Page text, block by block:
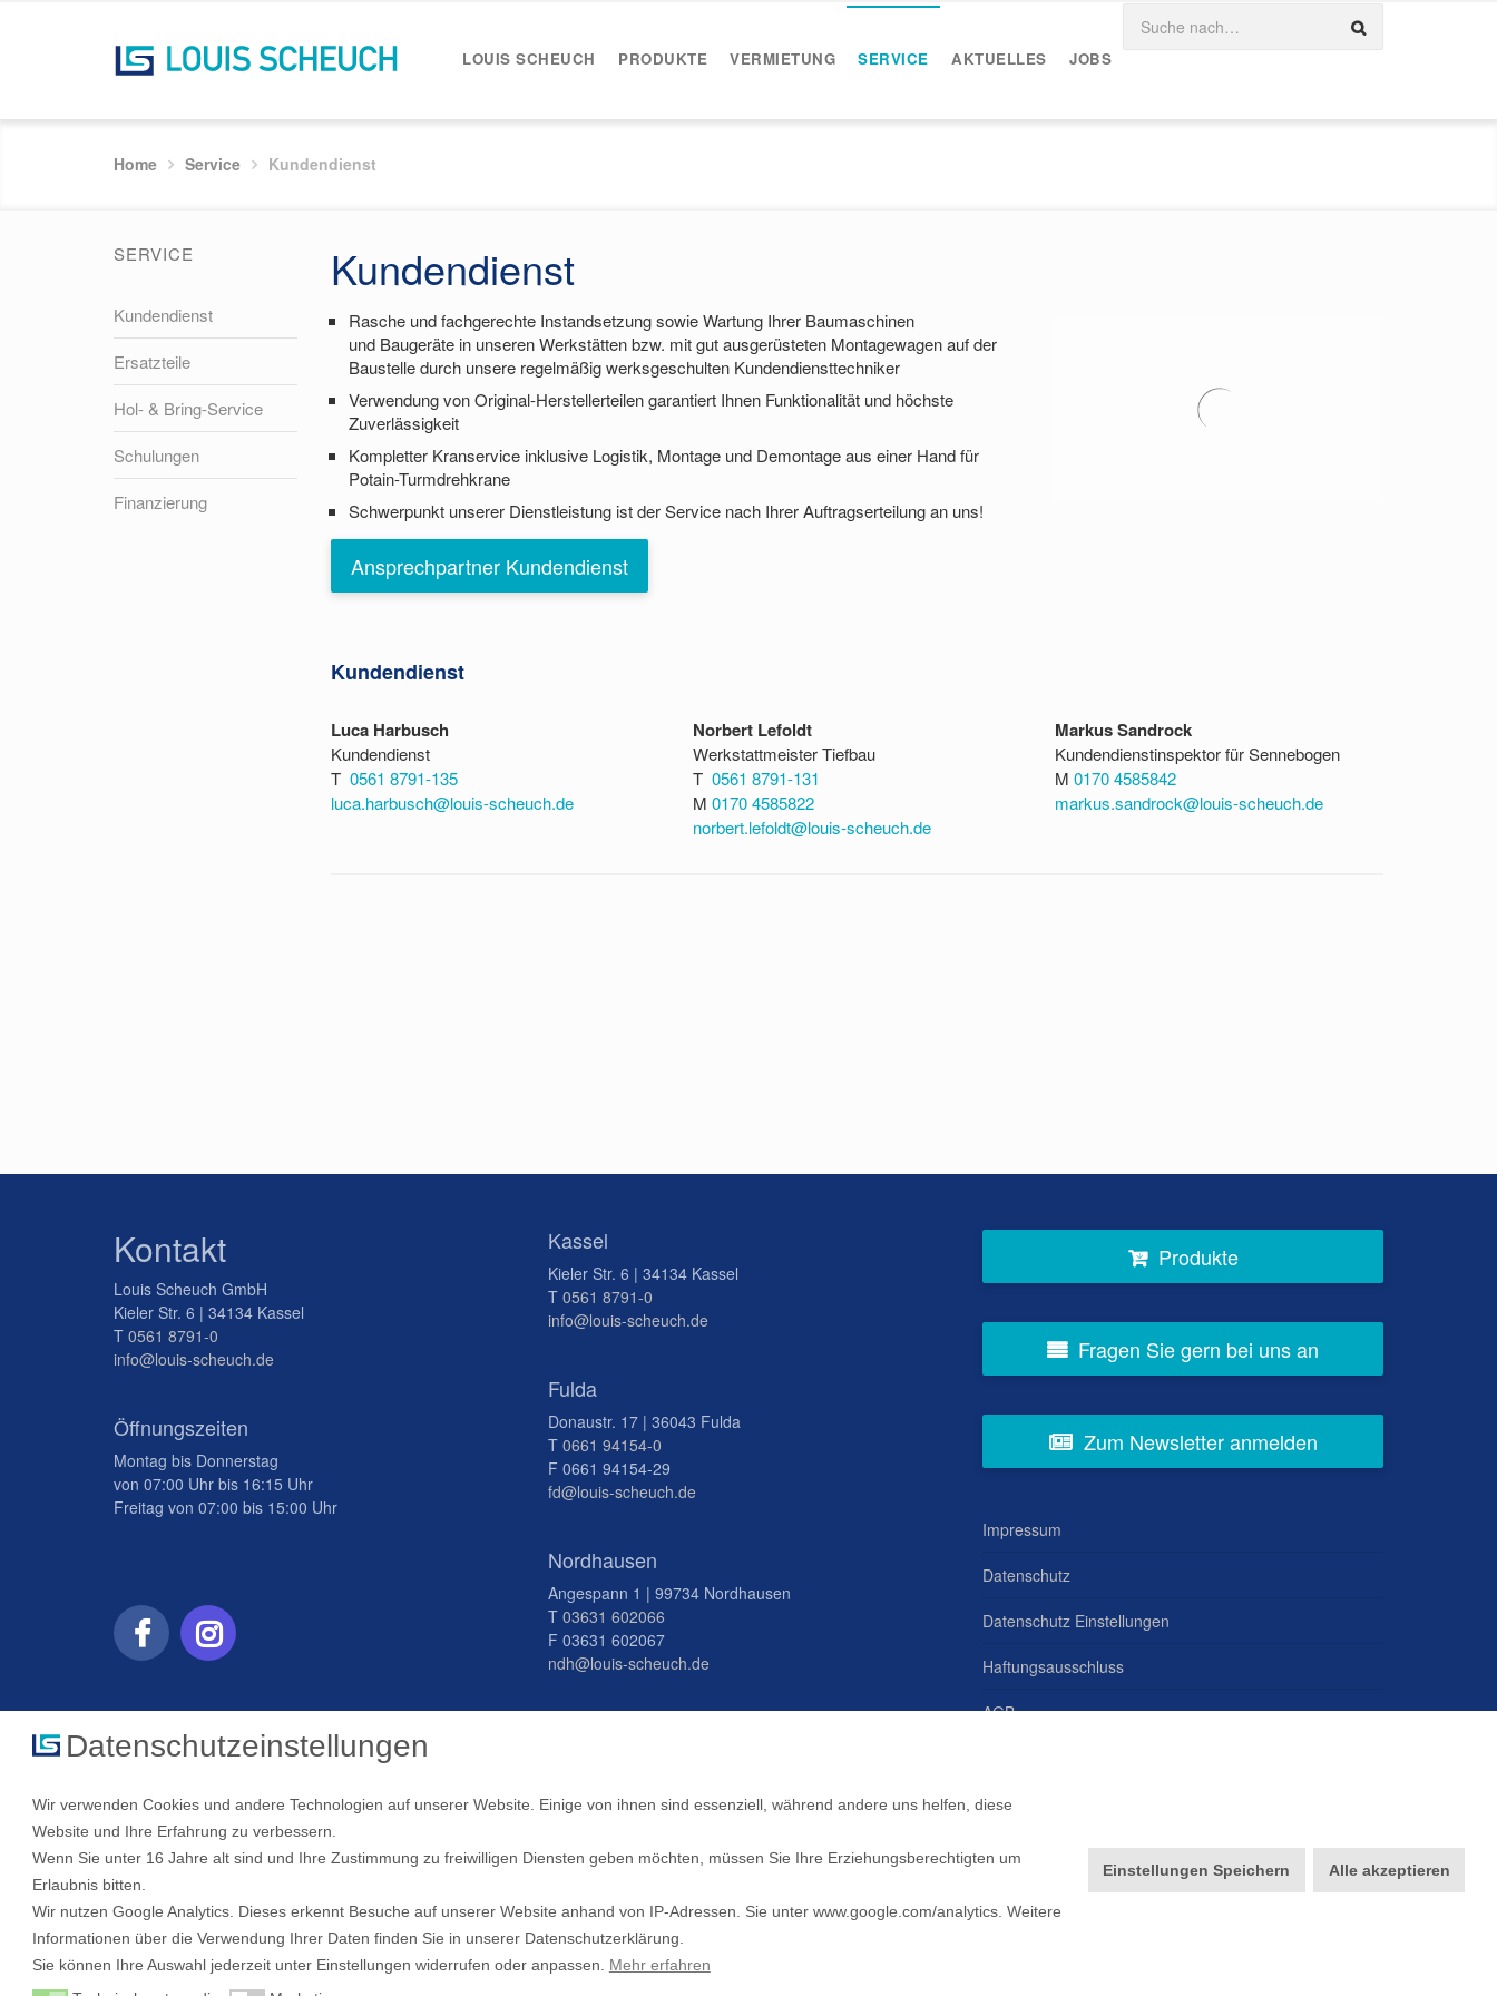
LOUIS SCHEUCH PRODUKTE VERMIETUNG SERVICE AKTUELLES JOBS
Home Service Kundendienst
SERVICE
Kundendienst
Ersatzteile
Hol- & Bring-Service
Schulungen
Finanzierung
Kundendienst
Rasche und fachgerechte Instandsetzung sowie Wartung Ihrer Baumaschinen
und Baugeräte in unseren Werkstätten bzw. mit gut ausgerüsteten Montagewagen auf der
Baustelle durch unsere regelmäßig werksgeschulten Kundendiensttechniker
Verwendung von Original-Herstellerteilen garantiert Ihnen Funktionalität und höchste
Zuverlässigkeit
Kompletter Kranservice inklusive Logistik, Montage und Demontage aus einer Hand für
Potain-Turmdrehkrane
Schwerpunkt unserer Dienstleistung ist der Service nach Ihrer Auftragserteilung an uns!
Ansprechpartner Kundendienst
Kundendienst
Luca Harbusch
Kundendienst
T 0561 8791-135
luca.harbusch@louis-scheuch.de
Norbert Lefoldt
Werkstattmeister Tiefbau
T 0561 8791-131
M 0170 4585822
norbert.lefoldt@louis-scheuch.de
Markus Sandrock
Kundendienstinspektor für Sennebogen
M 0170 4585842
markus.sandrock@louis-scheuch.de
Kontakt
Louis Scheuch GmbH
Kieler Str. 6 | 34134 Kassel
T 0561 8791-0
info@louis-scheuch.de
Öffnungszeiten
Montag bis Donnerstag
von 07:00 Uhr bis 16:15 Uhr
Freitag von 07:00 bis 15:00 Uhr
Kassel
Kieler Str. 6 | 34134 Kassel
T 0561 8791-0
info@louis-scheuch.de
Fulda
Donaustr. 17 | 36043 Fulda
T 0661 94154-0
F 0661 94154-29
fd@louis-scheuch.de
Nordhausen
Angespann 1 | 99734 Nordhausen
T 03631 602066
F 03631 602067
ndh@louis-scheuch.de
Produkte
Fragen Sie gern bei uns an
Zum Newsletter anmelden
Impressum
Datenschutz
Datenschutz Einstellungen
Haftungsausschluss
AGB
Downloads
Datenschutzeinstellungen
Wir verwenden Cookies und andere Technologien auf unserer Website. Einige von ihnen sind essenziell, während andere uns helfen, diese
Website und Ihre Erfahrung zu verbessern.
Wenn Sie unter 16 Jahre alt sind und Ihre Zustimmung zu freiwilligen Diensten geben möchten, müssen Sie Ihre Erziehungsberechtigten um
Erlaubnis bitten.
Wir nutzen Google Analytics. Dieses erkennt Besuche auf unserer Website anhand von IP-Adressen. Sie unter www.google.com/analytics. Weitere
Informationen über die Verwendung Ihrer Daten finden Sie in unserer Datenschutzerklärung.
Sie können Ihre Auswahl jederzeit unter Einstellungen widerrufen oder anpassen. Mehr erfahren
Einstellungen Speichern Alle akzeptieren